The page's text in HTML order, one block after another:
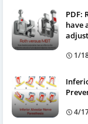
PDF:
have
1/
4/